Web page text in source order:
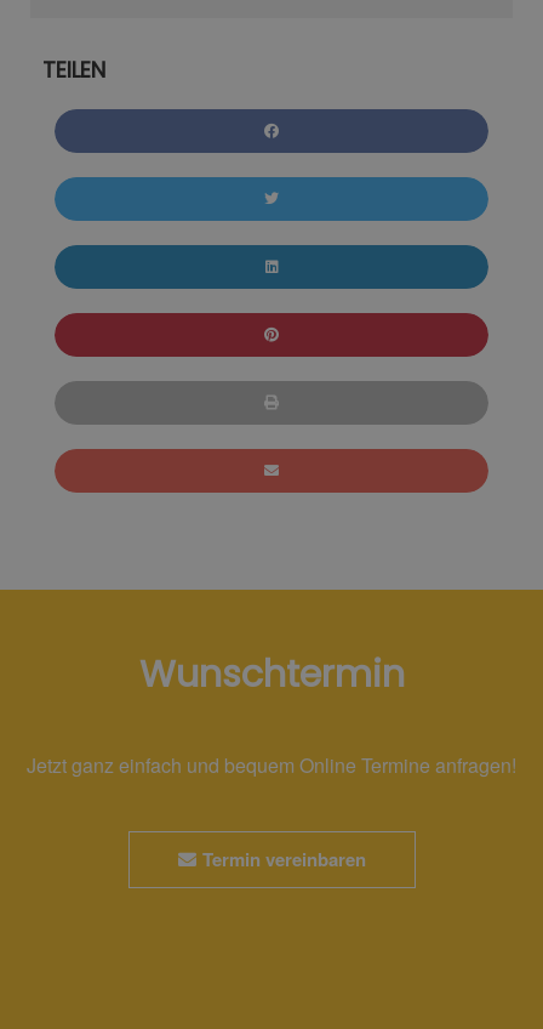
TEILEN
Wunschtermin
Jetzt ganz einfach und bequem Online Termine anfragen!
Termin vereinbaren